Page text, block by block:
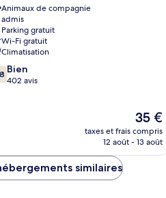
Animaux de compagnie
admis
Parking gratuit
Wi-Fi gratuit
Climatisation
Bien
402 avis
Le
nouveau
prix
35 €
taxes et frais compris
12 août - 13 août
similaires